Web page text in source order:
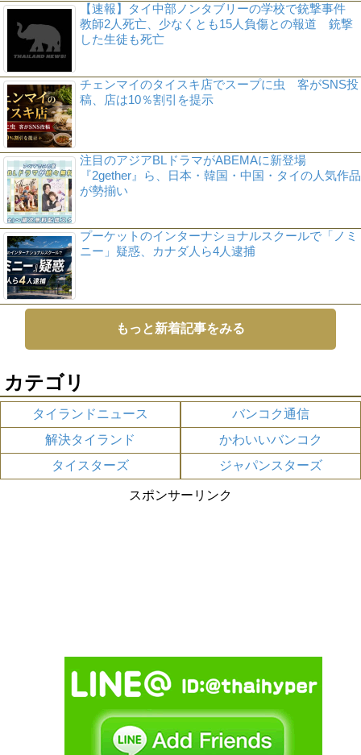
【速報】タイ中部ノンタブリーの学校で銃撃事件
教師2人死亡、少なくとも15人負傷との報道 銃撃
した生徒も死亡
チェンマイのタイスキ店でスープに虫 客がSNS投
稿、店は10％割引を提示
注目のアジアBLドラマがABEMAに新登場
『2gether』ら、日本・韓国・中国・タイの人気作品
が勢揃い
プーケットのインターナショナルスクールで「ノミ
ニー」疑惑、カナダ人ら4人逮捕
もっと新着記事をみる
カテゴリ
タイランドニュース
バンコク通信
解決タイランド
かわいいバンコク
タイスターズ
ジャパンスターズ
スポンサーリンク